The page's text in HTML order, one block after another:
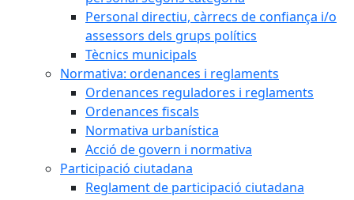
Personal directiu, càrrecs de confiança i/o
assessors dels grups polítics
Tècnics municipals
Normativa: ordenances i reglaments
Ordenances reguladores i reglaments
Ordenances fiscals
Normativa urbanística
Acció de govern i normativa
Participació ciutadana
Reglament de participació ciutadana